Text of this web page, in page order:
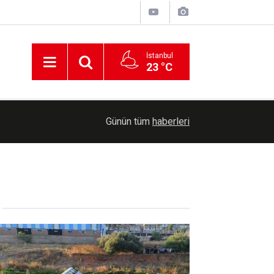
İstanbul
23 °C
Cumhurbaşkanlığına Cevdet Yılmaz vekalet
Günün tüm haberleri